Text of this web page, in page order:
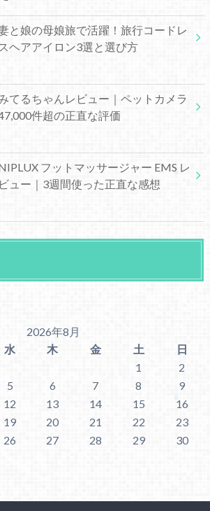
と娘の母娘旅で活躍！旅行コードレ
スヘアアイロン3選と選び方
てるちゃんレビュー｜ペットカメラ
件超の正直な評価
フットマッサージャー EMS レ
ビュー｜3週間使った正直な感想
2026年8月
水 木 金 土
日
1
2
5 6 7 8
9
12 13 14 15
16
19 20 21 22
23
26 27 28 29
30